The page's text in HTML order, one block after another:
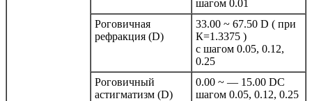
шагом 0.01
Роговичная
рефракция (D)
33.00 ~ 67.50 D ( при
К=1.3375 )
с шагом 0.05, 0.12,
0.25
Роговичный
астигматизм (D)
0.00 ~ — 15.00 DС
шагом 0.05, 0.12, 0.25